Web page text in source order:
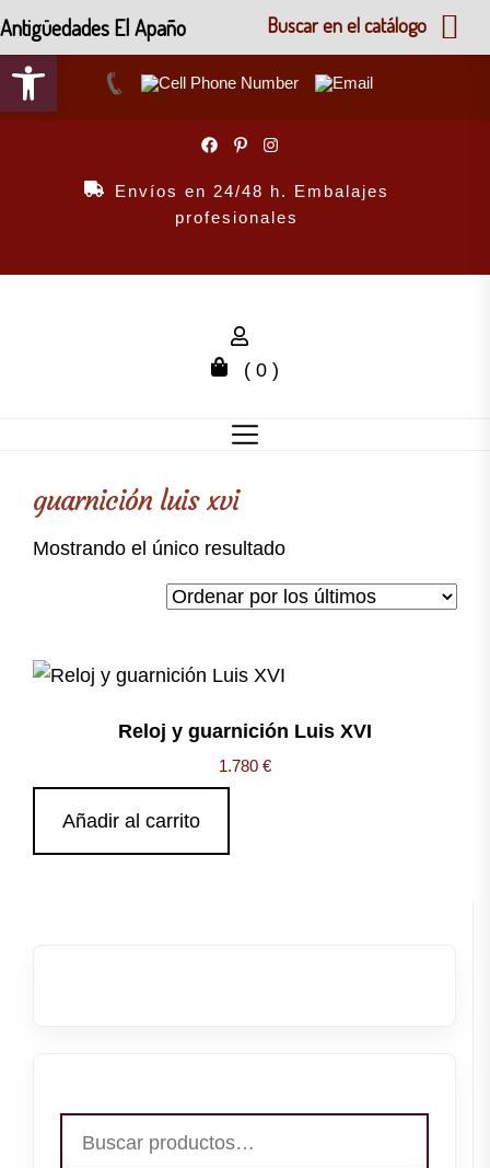
Abrir barra de herramientas
Envíos en 24/48 h. Embalajes
profesionales
( 0 )
guarnición luis xvi
Mostrando el único resultado
Reloj y guarnición Luis XVI
1.780 €
Añadir al carrito
por:
Antigüedades El Apaño Buscar en el catálogo